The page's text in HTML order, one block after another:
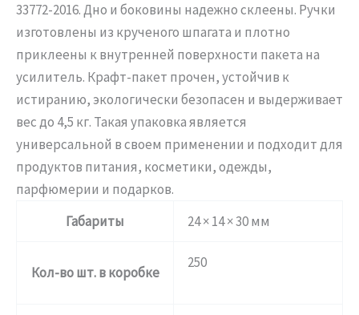
33772-2016. Дно и боковины надежно склеены. Ручки
изготовлены из крученого шпагата и плотно
приклеены к внутренней поверхности пакета на
усилитель. Крафт-пакет прочен, устойчив к
истиранию, экологически безопасен и выдерживает
вес до 4,5 кг. Такая упаковка является
универсальной в своем применении и подходит для
продуктов питания, косметики, одежды,
парфюмерии и подарков.
Габариты
24 × 14 × 30 мм
Кол-во шт. в коробке
250